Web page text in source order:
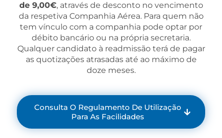
de 9,00€, através de desconto no vencimento
da respetiva Companhia Aérea. Para quem não
tem vínculo com a companhia pode optar por
débito bancário ou na própria secretaria.
Qualquer candidato à readmissão terá de pagar
as quotizações atrasadas até ao máximo de
doze meses.
Consulta O Regulamento De Utilização
Para As Facilidades